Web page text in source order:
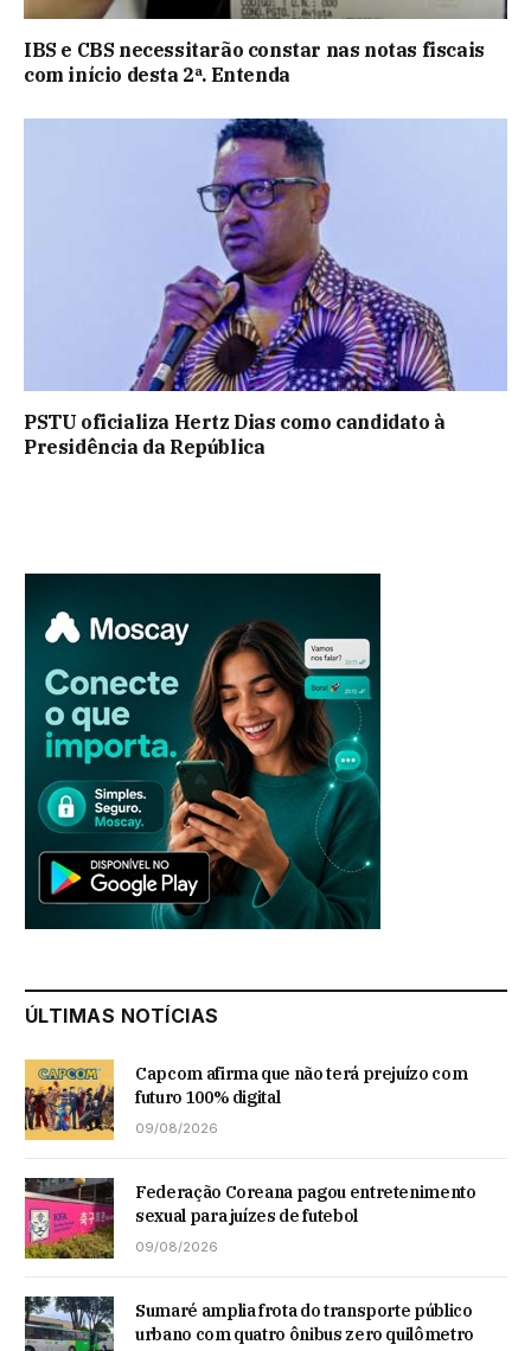
IBS e CBS necessitarão constar nas notas fiscais
com início desta 2ª. Entenda
PSTU oficializa Hertz Dias como candidato à
Presidência da República
ÚLTIMAS NOTÍCIAS
Capcom afirma que não terá prejuízo com
futuro 100% digital
09/08/2026
Federação Coreana pagou entretenimento
sexual para juízes de futebol
09/08/2026
Sumaré amplia frota do transporte público
urbano com quatro ônibus zero quilômetro